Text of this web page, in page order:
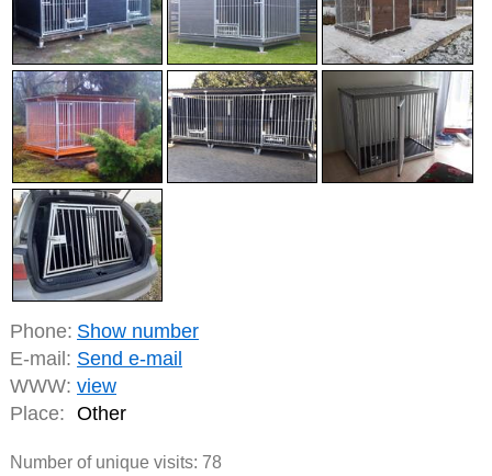
Phone: Show number
E-mail: Send e-mail
WWW: view
Place: Other
Number of unique visits: 78